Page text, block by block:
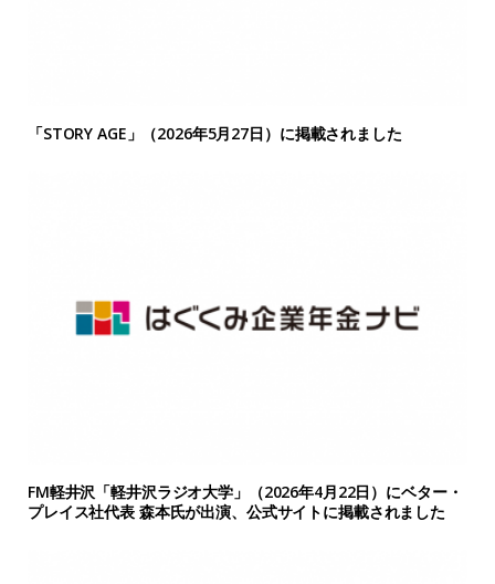
「STORY AGE」（2026年5月27日）に掲載されました
FM軽井沢「軽井沢ラジオ大学」（2026年4月22日）にベター・
プレイス社代表 森本氏が出演、公式サイトに掲載されました